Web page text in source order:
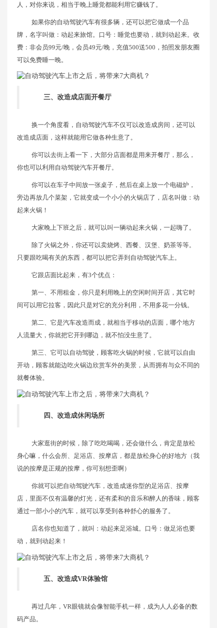
人，对你来说，相当于晚上睡觉都能利用它赚钱了。
如果你的自动驾驶汽车有很多辆，还可以把它做成一个品
牌，名字叫做：动起来旅馆。口号：睡觉也要动，就到动起来。收
费：非会员99元/晚，会员49元/晚，充值500送500，拍照发朋友圈
可以免费睡一晚。
三、改造成店面开餐厅
换一个角度看，自动驾驶汽车不仅可以改造成房间，还可以
改造成店面，这样就能用它做各种生意了。
你可以去街上看一下，大部分店面都是用来开餐厅，那么，
你也可以利用自动驾驶汽车开餐厅。
你可以在车子中间放一张桌子，然后在桌上放一个电磁炉，
旁边再放几个菜架，它就变成一个小小的火锅店了，店名叫做：动
起来火锅！
大家晚上下班之后，就可以叫一辆动起来火锅，一起嗨了。
除了火锅之外，你还可以卖烧烤、西餐、汉堡、奶茶等等。
只要跟吃喝有关的东西，都可以把它弄到自动驾驶汽车上。
它跟店面比起来，有3个优点：
第一、不用租金，你只是利用晚上的空闲时间开店，其它时
间可以用它拉客，因此只是对它的充分利用，不用多花一分钱。
第二、它是汽车改造而成，就相当于移动的店面，哪个地方
人流量大，你就把它开到哪边，就不怕没生意了。
第三、它可以自动驾驶，顾客吃火锅的时候，它就可以自由
开动，顾客就能边吃火锅边欣赏车外的美景，从而拥有与众不同的
就餐体验。
四、改造成休闲场所
大家逛街的时候，除了吃吃喝喝，还会做什么，肯定是放松
身心嘛，什么会所、足浴店、按摩店，都是放松身心的好地方（我
说的按摩是正规的按摩，你可别想歪啊）
你就可以把自动驾驶汽车，改造成迷你型的足浴店、按摩
店，里面不仅有温馨的灯光，还有柔和的音乐和醉人的香味，顾客
通过一部小小的汽车，就可以享受到各种舒心的服务了。
店名你也知道了，就叫：动起来足浴城。口号：做足浴也要
动，就到动起来！
五、改造成VR体验馆
再过几年，VR眼镜就会像智能手机一样，成为人人必备的数
码产品。